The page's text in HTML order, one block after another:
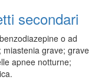
secondari
o ad
miastenia grave; grave
apnee notturne;